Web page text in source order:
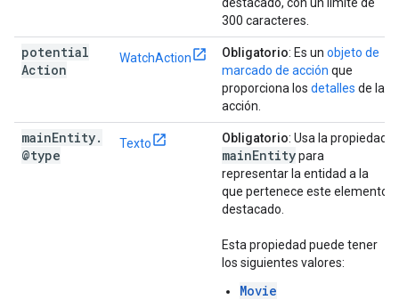
300 caracteres.
potential
Action
WatchAction Obligatorio: Es un objeto de
marcado de acción que
proporciona los detalles de la
acción.
mainEntity.
@type
Texto Obligatorio: Usa la propiedad
mainEntitypara
representar la entidad a la
que pertenece este elemento
destacado.
Esta propiedad puede tener
los siguientes valores:
Movie